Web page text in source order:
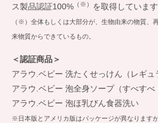
ス製品認証100% （※） を取得しています
（※）全体もしくは大部分が、生物由来の物質、
来物質からできているもの。
＜認証商品＞
アラウ.ベビー 洗たくせっけん（レギュ
アラウ.ベビー 泡全身ソープ（すべすべ
アラウ.ベビー 泡ほ乳びん食器洗い
※日本版とアメリカ版はパッケージが異なります